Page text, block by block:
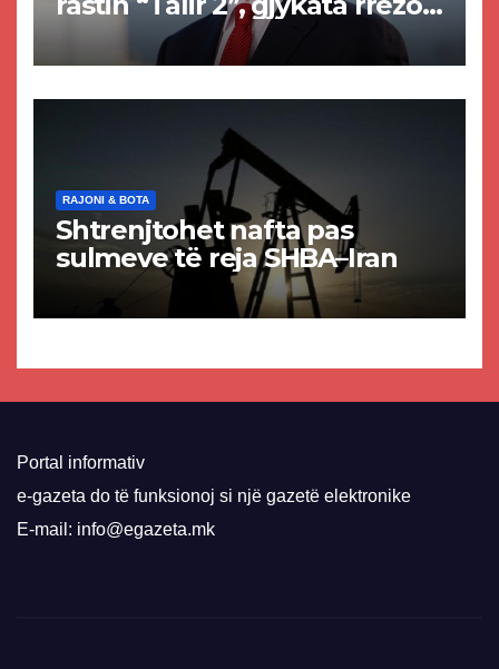
akuzat për ndërtimin e
paligjshëm të selisë së
RAJONI & BOTA
Shtrenjtohet nafta pas
sulmeve të reja SHBA–Iran
Portal informativ
e-gazeta do të funksionoj si një gazetë elektronike
E-mail: info@egazeta.mk